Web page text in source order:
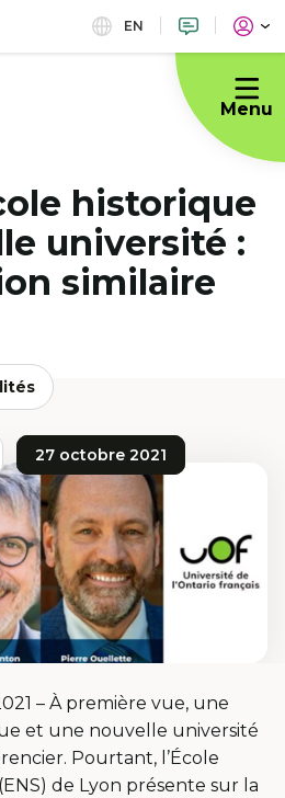
EN
Menu
historique
université :
similaire
27 octobre 2021
– À première vue, une
et une nouvelle université
Pourtant, l’École
de Lyon présente sur la